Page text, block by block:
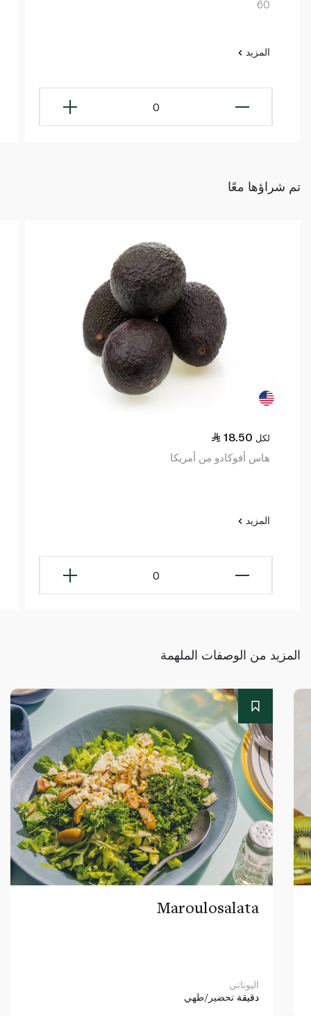
60
المزيد
0
تم شراؤها معًا
18.50 لكل
هاس أفوكادو من أمريكا
المزيد
0
المزيد من الوصفات الملهمة
Maroulosalata
اليوناني
دقيقة تحضير/طهي